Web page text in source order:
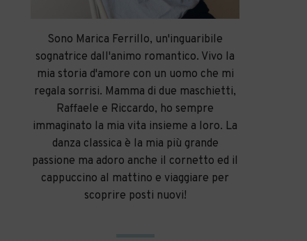
Sono Marica Ferrillo, un'inguaribile
sognatrice dall'animo romantico. Vivo la
mia storia d'amore con un uomo che mi
regala sorrisi. Mamma di due maschietti,
Raffaele e Riccardo, ho sempre
immaginato la mia vita insieme a loro. La
danza classica è la mia più grande
passione ma adoro anche il cornetto ed il
cappuccino al mattino e viaggiare per
scoprire posti nuovi!